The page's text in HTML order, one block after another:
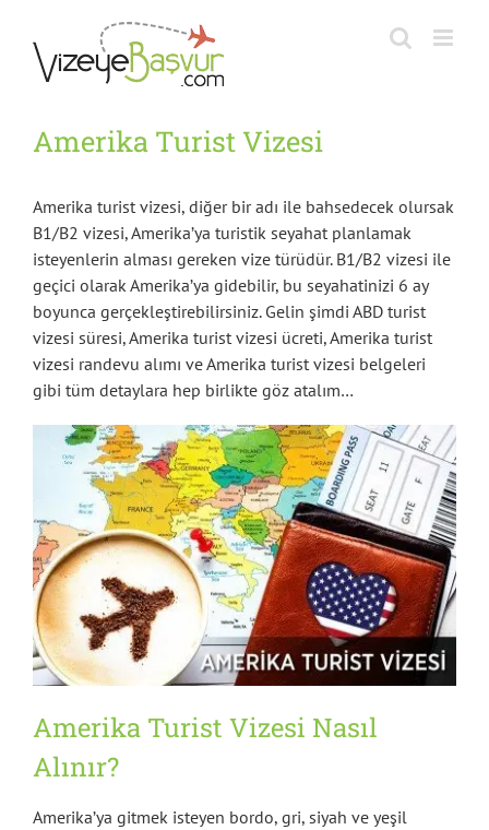
content
Amerika Turist Vizesi
Amerika turist vizesi, diğer bir adı ile bahsedecek olursak
B1/B2 vizesi, Amerika’ya turistik seyahat planlamak
isteyenlerin alması gereken vize türüdür. B1/B2 vizesi ile
geçici olarak Amerika’ya gidebilir, bu seyahatinizi 6 ay
boyunca gerçekleştirebilirsiniz. Gelin şimdi ABD turist
vizesi süresi, Amerika turist vizesi ücreti, Amerika turist
vizesi randevu alımı ve Amerika turist vizesi belgeleri
gibi tüm detaylara hep birlikte göz atalım…
Amerika Turist Vizesi Nasıl
Alınır?
Amerika’ya gitmek isteyen bordo, gri, siyah ve yeşil